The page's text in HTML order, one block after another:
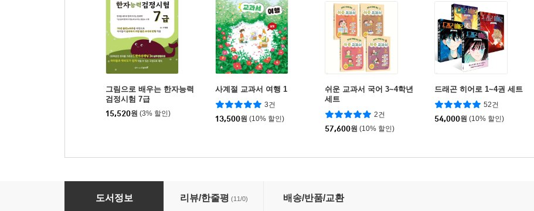
그림으로 배우는 한자능력
검정시험 7급
15,520원 (3% 할인)
사계절 교과서 여행 1
3건
13,500원 (10% 할인)
쉬운 교과서 국어 3~4학년
세트
2건
57,600원 (10% 할인)
드래곤 히어로 1~4권 세트
52건
54,000원 (10% 할인)
사계절 교과서 여행 4
도서정보 리뷰/한줄평 (11/0) 배송/반품/교환